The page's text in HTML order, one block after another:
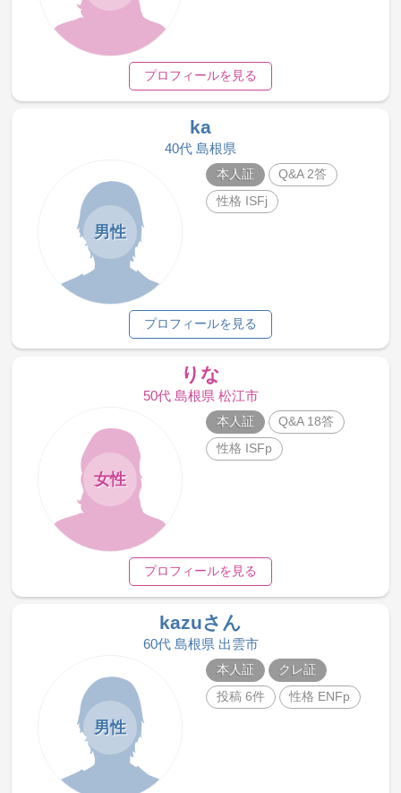
プロフィールを見る
ka
40代 島根県
男性
本人証
Q&A 2答
性格 ISFj
プロフィールを見る
りな
50代 島根県 松江市
女性
本人証
Q&A 18答
性格 ISFp
プロフィールを見る
kazuさん
60代 島根県 出雲市
男性
本人証
クレ証
投稿 6件
性格 ENFp